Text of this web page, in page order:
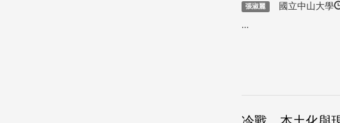
張淑麗 國立中山大學
...